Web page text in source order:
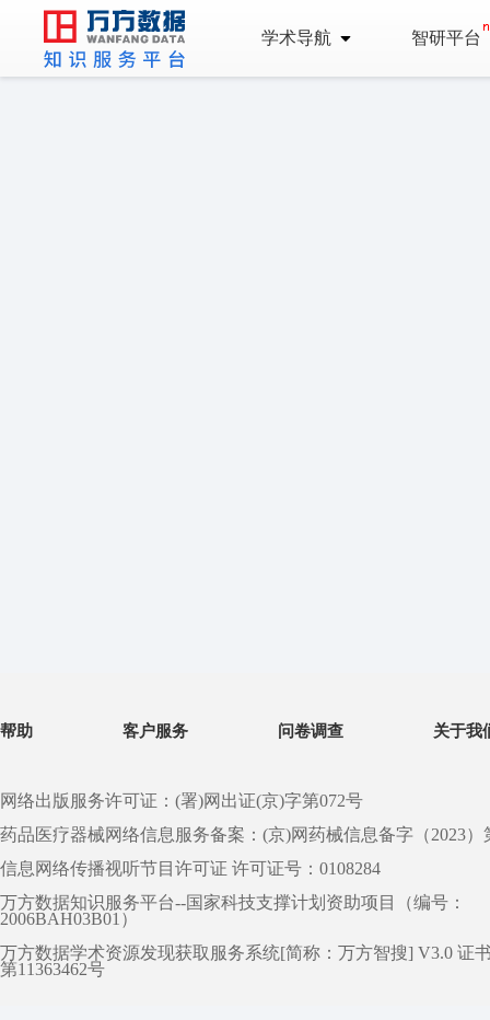
学术导航 智研平台
帮助 客户服务 问卷调查 关于我
网络出版服务许可证：(署)网出证(京)字第072号
药品医疗器械网络信息服务备案：(京)网药械信息备字（2023）
信息网络传播视听节目许可证 许可证号：0108284
万方数据知识服务平台--国家科技支撑计划资助项目（编号：
2006BAH03B01）
万方数据学术资源发现获取服务系统[简称：万方智搜] V3.0 证
第11363462号